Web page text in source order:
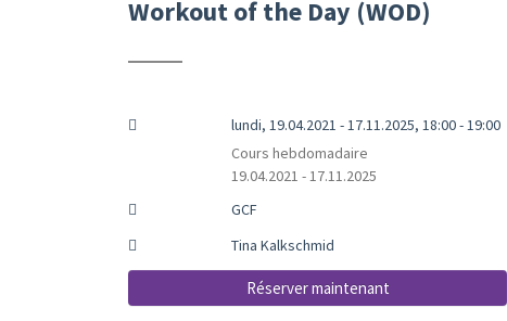
Workout of the Day (WOD)
lundi, 19.04.2021 - 17.11.2025, 18:00 - 19:00
Cours hebdomadaire
19.04.2021 - 17.11.2025
GCF
Tina Kalkschmid
Réserver maintenant